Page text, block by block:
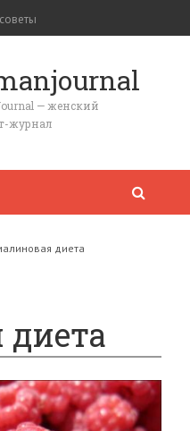
— женский
журнал
диета